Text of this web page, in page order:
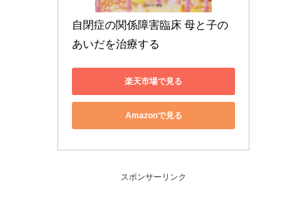
自閉症の関係障害臨床 母と子の
あいだを治療する
楽天市場で見る
Amazonで見る
スポンサーリンク